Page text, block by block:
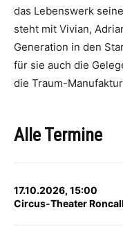
das Lebenswerk
steht mit Vivian,
Generation in den
für sie auch die
die Traum-
Alle Termine
17.10.2026, 15:00
Circus-Theater